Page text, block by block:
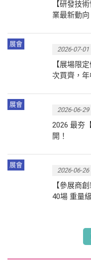
【研發技
業最新動向
展會
2026-07-01
【展場限
次買齊，年
展會
2026-06-29
2026 最夯
開！
展會
2026-06-26
【參展商
40場 重量